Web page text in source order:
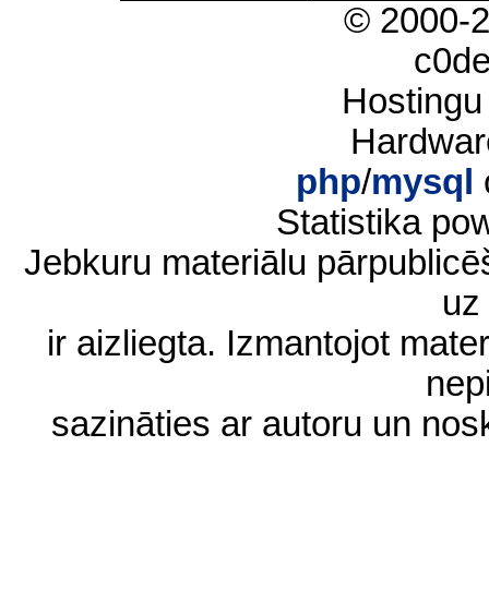
© 2000-
php/mysql
Statistika
Jebkuru materiālu
ir aizliegta. Izmantojot
sazināties ar autoru un